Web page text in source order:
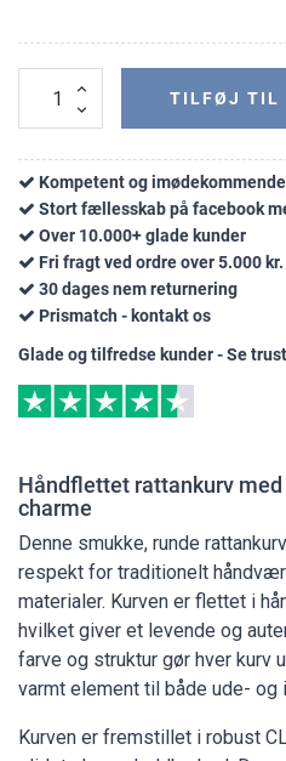
TILFØJ TIL
Kompetent og
Stort fællesskab på facebook
Over 10.000+ glade kunder
Fri fragt ved ordre over 5.000 kr.
30 dages nem returnering
Prismatch - kontakt os
Glade og tilfredse kunder - Se
Håndflettet rattankurv
charme
Denne smukke, runde
respekt for traditionelt
materialer. Kurven er flettet i
hvilket giver et levende og
farve og struktur gør hver kurv
varmt element til både ude- og
Kurven er fremstillet i robust